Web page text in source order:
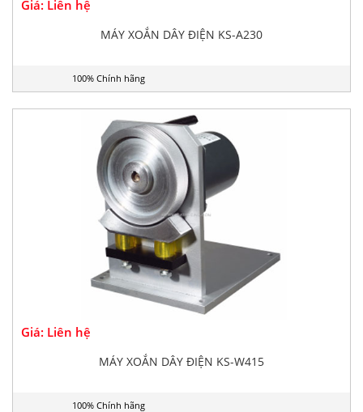
Giá: Liên hệ
MÁY XOẮN DÂY ĐIỆN KS-A230
100% Chính hãng
Giá: Liên hệ
MÁY XOẮN DÂY ĐIỆN KS-W415
100% Chính hãng